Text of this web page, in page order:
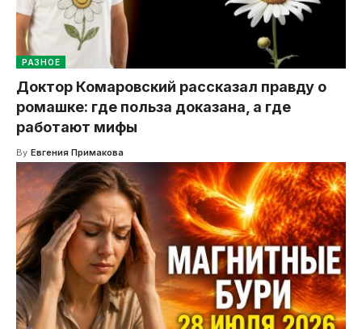
РАЗНОЕ
Доктор Комаровский рассказал правду о
ромашке: где польза доказана, а где
работают мифы
By Евгения Примакова